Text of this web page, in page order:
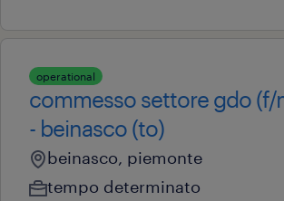
operational
commesso settore gdo (f/
- beinasco (to)
beinasco, piemonte
tempo determinato